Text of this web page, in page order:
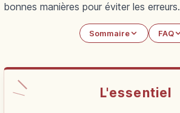
bonnes manières pour éviter les erreurs.
Sommaire FAQ
L'essentiel